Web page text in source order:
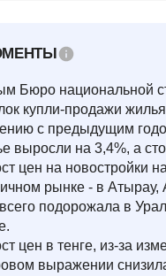
Бюро национальной
купли-продажи
с предыдущим
выросли на 3,4%, а
цен на новостройки
рынке - в Атырау,
подорожала в
цен в тенге, из-за
выражении